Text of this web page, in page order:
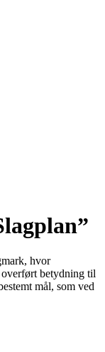
hvor
betydning til
mål, som ved